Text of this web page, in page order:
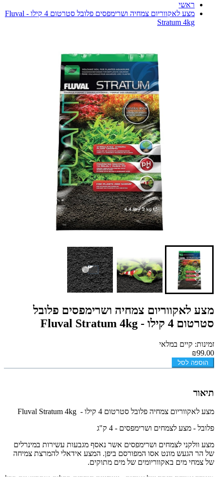
ראשי
מצע לאקווריום צמחיה ושרימפסים פלובל סטרטום 4 קילו - Fluval
Stratum 4kg
מצע לאקווריום צמחיה ושרימפסים פלובל
סטרטום 4 קילו - Fluval Stratum 4kg
זמינות: קיים במלאי
₪99.00
הוספה לסל
תיאור
מצע לאקווריום צמחיה פלובל סטרטום 4 קילו - Fluval Stratum 4kg
פלובל - מצע לצמחים ושרימפסים - 4 ק"ג
מצע וולקני לצמחים ושרימפסים אשר נאסף מגבעות עשירות במינרלים
של הר הגעש מונט אסו המפורסם ביפן. המצע אידאלי להמרצת צמיחה
של צמחי מים באקווריומים של מים מתוקים.